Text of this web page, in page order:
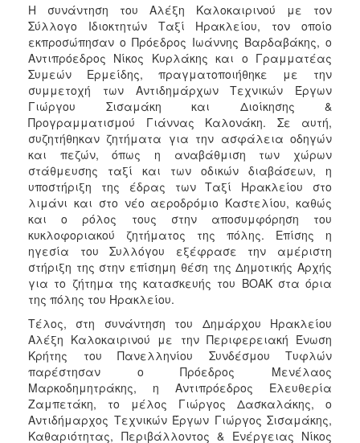
Η συνάντηση του Αλέξη Καλοκαιρινού με τον
Σύλλογο Ιδιοκτητών Ταξί Ηρακλείου, τον οποίο
εκπροσώπησαν ο Πρόεδρος Ιωάννης Βαρδαβάκης, ο
Αντιπρόεδρος Νίκος Κυρλάκης και ο Γραμματέας
Συμεών Ερμείδης, πραγματοποιήθηκε με την
συμμετοχή των Αντιδημάρχων Τεχνικών Έργων
Γιώργου Σισαμάκη και Διοίκησης &
Προγραμματισμού Γιάννας Καλονάκη. Σε αυτή,
συζητήθηκαν ζητήματα για την ασφάλεια οδηγών
και πεζών, όπως η αναβάθμιση των χώρων
στάθμευσης ταξί και των οδικών διαβάσεων, η
υποστήριξη της έδρας των Ταξί Ηρακλείου στο
λιμάνι και στο νέο αεροδρόμιο Καστελίου, καθώς
και ο ρόλος τους στην αποσυμφόρηση του
κυκλοφοριακού ζητήματος της πόλης. Επίσης η
ηγεσία του Συλλόγου εξέφρασε την αμέριστη
στήριξη της στην επίσημη θέση της Δημοτικής Αρχής
για το ζήτημα της κατασκευής του ΒΟΑΚ στα όρια
της πόλης του Ηρακλείου.
Τέλος, στη συνάντηση του Δημάρχου Ηρακλείου
Αλέξη Καλοκαιρινού με την Περιφερειακή Ένωση
Κρήτης του Πανελληνίου Συνδέσμου Τυφλών
παρέστησαν ο Πρόεδρος Μενέλαος
Μαρκοδημητράκης, η Αντιπρόεδρος Ελευθερία
Ζαμπετάκη, το μέλος Γιώργος Δασκαλάκης, ο
Αντιδήμαρχος Τεχνικών Έργων Γιώργος Σισαμάκης,
Καθαριότητας, Περιβάλλοντος & Ενέργειας Νίκος